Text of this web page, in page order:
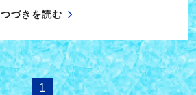
つづきを読む
1